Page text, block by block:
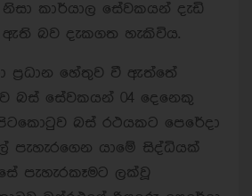
කාර්යාල සේවකයන් දැඩි
බව දැකගත හැකිවිය.
ප්‍රධාන හේතුව වී ඇත්තේ
බස් සේවකයන් 04 දෙනෙකු
බස් රථයකට පෙරේදා
පැහැරගෙන යාමේ සිද්ධියක්
පැහැරකෑමට ලක්වූ